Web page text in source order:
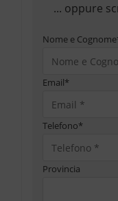
... oppure
Nome e Cognome
Email*
Telefono*
Provincia